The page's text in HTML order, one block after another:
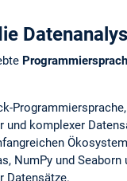
und komplexer
NumPy und
Datensätze.